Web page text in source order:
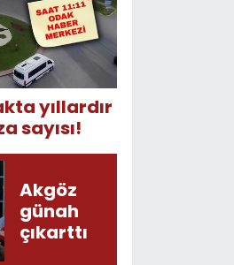
yıllardır
sayısı!
Akgöz
günah
çıkarttı